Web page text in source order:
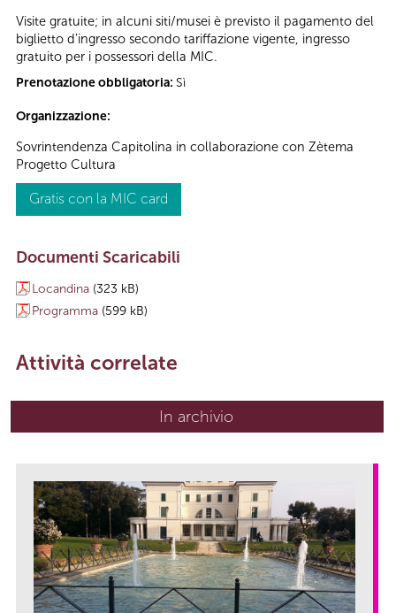
Visite gratuite; in alcuni siti/musei è previsto il pagamento del
biglietto d'ingresso secondo tariffazione vigente, ingresso
gratuito per i possessori della MIC.
Prenotazione obbligatoria: Sì
Organizzazione:
Sovrintendenza Capitolina in collaborazione con Zètema
Progetto Cultura
Gratis con la MIC card
Documenti Scaricabili
Locandina (323 kB)
Programma (599 kB)
Attività correlate
In archivio